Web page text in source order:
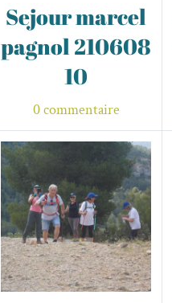
Sejour marcel
pagnol 210608
10
0 commentaire